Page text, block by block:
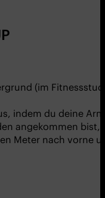
(im
indem du deine
angekommen
Meter nach vorne